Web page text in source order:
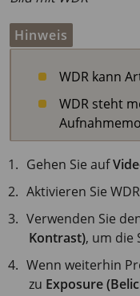
Hinweis
WDR kann
WDR steht
Gehen Sie auf
Aktivieren Sie
Verwenden Sie
Kontrast), um die
Wenn weiterhin
zu Exposure